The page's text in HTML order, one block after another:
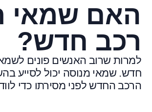
האם שמאי
רכב חדש?
למרות שרוב האנשים פונים
חדש. שמאי מנוסה יכול לסייע
הרכב החדש לפני מסירתו כדי